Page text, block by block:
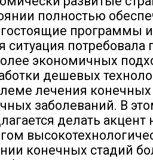
полностью
программы
ситуация потребовала
экономичных
дешевых
лечения конечных
заболеваний. В
делать акцент
конечных стадий